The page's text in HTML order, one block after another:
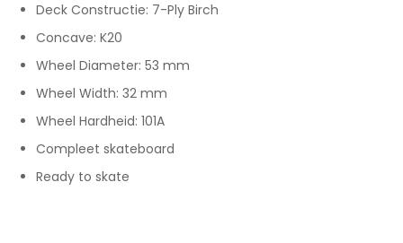
Deck Constructie: 7-Ply Birch
Concave: K20
Wheel Diameter: 53 mm
Wheel Width: 32 mm
Wheel Hardheid: 101A
Compleet skateboard
Ready to skate